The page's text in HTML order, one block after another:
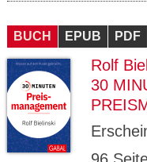
BUCH EPUB PDF
Rolf
30